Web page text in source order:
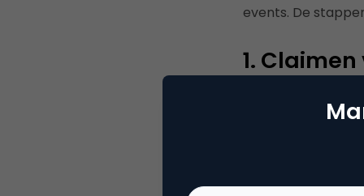
events. De
1.
Voordat je
Pinterest.
stappen je